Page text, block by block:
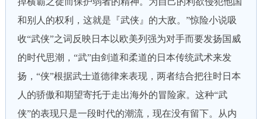
和别人的权利，这就是『武侠』的大敌。”惊险小说吸
收“武侠”之词反映日本以欧美列强为对手而要发扬国威
的时代思潮，“武”由剑道和柔道的日本传统武术来发
扬，“侠”根据武士道德律来表现，两者结合把往时日本
人的骄傲和期望寄托于走出海外的冒险家。这种“武
侠”的表现只是一段时代的潮流，现在没有留下。从内